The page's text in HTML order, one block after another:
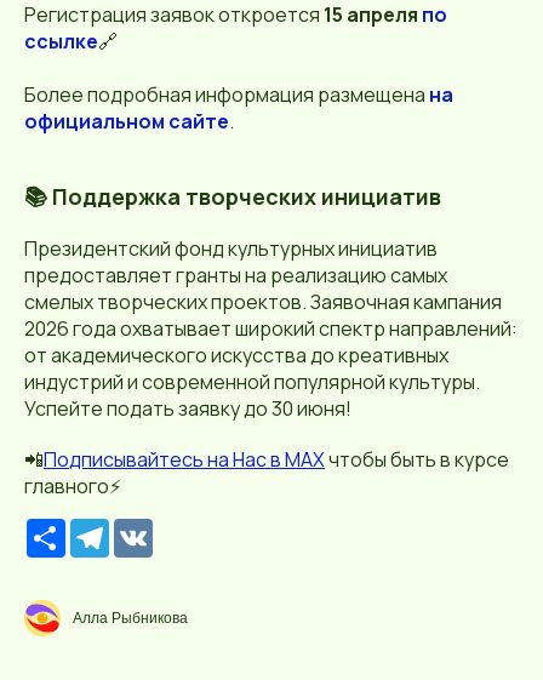
Регистрация заявок откроется 15 апреля по
ссылке🔗
Более подробная информация размещена на
официальном сайте.
📚 Поддержка творческих инициатив
Президентский фонд культурных инициатив
предоставляет гранты на реализацию самых
смелых творческих проектов. Заявочная кампания
2026 года охватывает широкий спектр направлений:
от академического искусства до креативных
индустрий и современной популярной культуры.
Успейте подать заявку до 30 июня!
📲Подписывайтесьна Нас в МАХчтобы быть в курсе
главного⚡️
Р
е
р
с
T
e
g
r
Алла Рыбникова